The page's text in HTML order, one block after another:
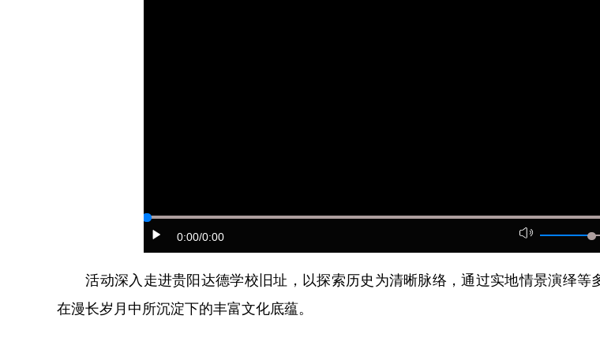
0:00/0:00
活动深入走进贵阳达德学校旧址，以探索历史为清晰脉络，通过实地情景演绎等
在漫长岁月中所沉淀下的丰富文化底蕴。